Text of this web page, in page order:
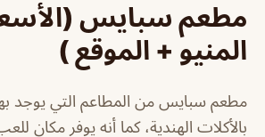
مطعم سبايس
المنيو + الموقع )
مطعم سبايس من المطاعم التي يوجد
بالأكلات الهندية، كما أنه يوفر مكان